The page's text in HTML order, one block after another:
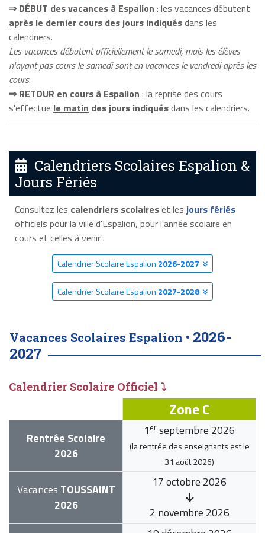
⇒ DÉBUT des vacances à Espalion : les vacances débutent
après le dernier cours des jours indiquésdans les
calendriers.
Les vacances débutent officiellement le samedi, mais les élèves
n'ayant pas cours le samedi sont en vacances le vendredi après les
cours.
⇒ RETOUR en cours à Espalion : la reprise des cours
s'effectue le matin des jours indiquésdans les calendriers.
Calendriers Scolaires Espalion &
Jours Fériés
Consultez les calendriers scolaireset les jours fériés
officiels pour la ville d'Espalion, pour l'année scolaire en
cours et celles à venir :
Calendrier Scolaire Espalion 2026-2027
Calendrier Scolaire Espalion 2027-2028
Vacances Scolaires Espalion • 2026-
2027
Calendrier Scolaire Officiel ⤵
Zone C
Rentrée Scolaire
2026
1 er septembre 2026
(la rentrée des enseignants est le
31 août 2026)
Vacances TOUSSAINT
2026
17 octobre 2026
2 novembre 2026